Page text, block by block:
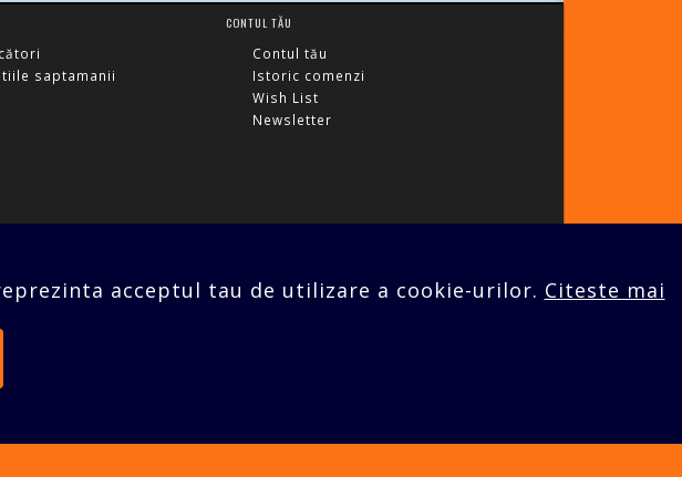
saptamanii
CONTUL TĂU
Contul tău
Istoric comenzi
Wish List
Newsletter
acceptul tau de utilizare a cookie-urilor. Citeste mai